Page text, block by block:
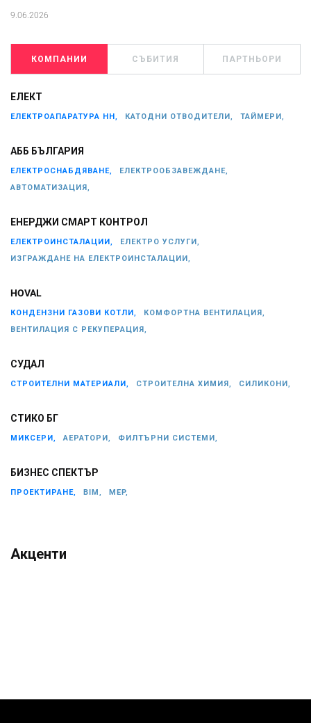
9.06.2026
КОМПАНИИ СЪБИТИЯ ПАРТНЬОРИ
ЕЛЕКТ
ЕЛЕКТРОАПАРАТУРА НН, КАТОДНИ ОТВОДИТЕЛИ, ТАЙМЕРИ,
АББ БЪЛГАРИЯ
ЕЛЕКТРОСНАБДЯВАНЕ,
ЕЛЕКТРООБЗАВЕЖДАНЕ,
АВТОМАТИЗАЦИЯ,
ЕНЕРДЖИ СМАРТ КОНТРОЛ
ЕЛЕКТРОИНСТАЛАЦИИ,
ЕЛЕКТРО УСЛУГИ,
ИЗГРАЖДАНЕ НА ЕЛЕКТРОИНСТАЛАЦИИ,
HOVAL
КОНДЕНЗНИ ГАЗОВИ КОТЛИ,
КОМФОРТНА ВЕНТИЛАЦИЯ,
ВЕНТИЛАЦИЯ С РЕКУПЕРАЦИЯ,
СУДАЛ
СТРОИТЕЛНИ МАТЕРИАЛИ, СТРОИТЕЛНА ХИМИЯ, СИЛИКОНИ,
СТИКО БГ
МИКСЕРИ, АЕРАТОРИ, ФИЛТЪРНИ СИСТЕМИ,
БИЗНЕС СПЕКТЪР
ПРОЕКТИРАНЕ, BIM, MEP,
Акценти